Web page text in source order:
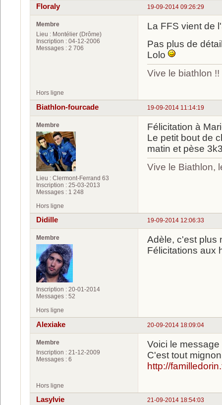
19-09-2014 09:26:29
Floraly
Membre
Lieu : Montélier (Drôme)
Inscription : 04-12-2006
Messages : 2 706
La FFS vient de
Pas plus de
Lolo
Vive le biathlon !!
Hors ligne
19-09-2014 11:14:19
Biathlon-fourcade
Membre
Lieu : Clermont-Ferrand 63
Inscription : 25-03-2013
Messages : 1 248
Félicitation à
Le petit bout de
matin et pèse
Vive le Biathlon,
Hors ligne
19-09-2014 12:06:33
Didille
Membre
Inscription : 20-01-2014
Messages : 52
Adèle, c'est
Félicitations aux
Hors ligne
20-09-2014 18:09:04
Alexiake
Membre
Inscription : 21-12-2009
Messages : 6
Voici le
C'est tout
http://
Hors ligne
21-09-2014 18:54:03
Lasylvie